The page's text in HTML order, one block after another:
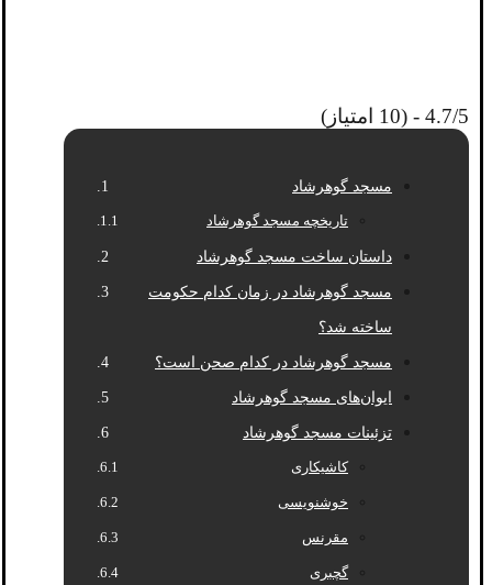
4.7/5 - (10 امتیاز)
مسجد گوهرشاد
تاریخچه مسجد گوهرشاد
داستان ساخت مسجد گوهرشاد
مسجد گوهرشاد در زمان کدام حکومت
ساخته شد؟
مسجد گوهرشاد در کدام صحن است؟
ایوان‌های مسجد گوهرشاد
تزئینات مسجد گوهرشاد
کاشیکاری
خوشنویسی
مقرنس
گچبری